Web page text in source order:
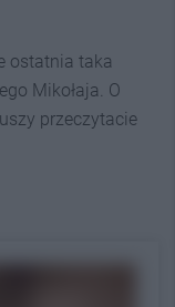
ostatnia taka
Mikołaja. O
przeczytacie